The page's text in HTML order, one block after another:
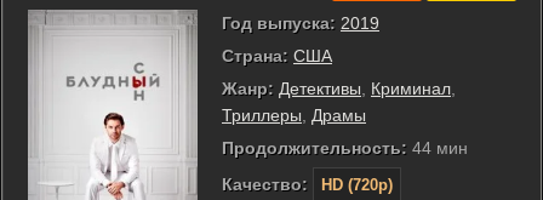
Год выпуска: 2019
Страна: США
Жанр: Детективы Криминал
Триллеры
Драмы
Продолжительность: 44 мин
Качество:
HD (720p)